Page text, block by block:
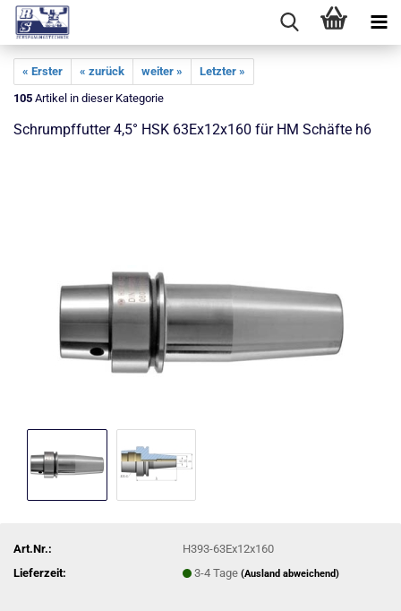
« Erster « zurück weiter »
Letzter »
105 Artikel in dieser Kategorie
Schrumpffutter 4,5° HSK 63Ex12x160 für HM Schäfte h6
Art.Nr.:
H393-63Ex12x160
Lieferzeit:
3-4 Tage(Ausland abweichend)